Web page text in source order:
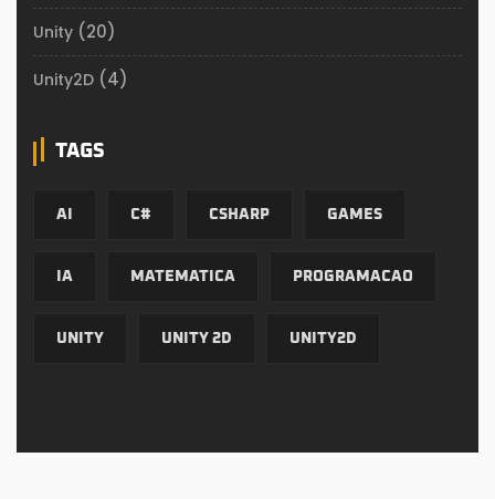
Unity (20)
Unity2D (4)
TAGS
AI C# CSHARP GAMES
IA MATEMATICA PROGRAMACAO
UNITY UNITY 2D UNITY2D